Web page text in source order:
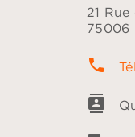
21
75006
phone
contacts